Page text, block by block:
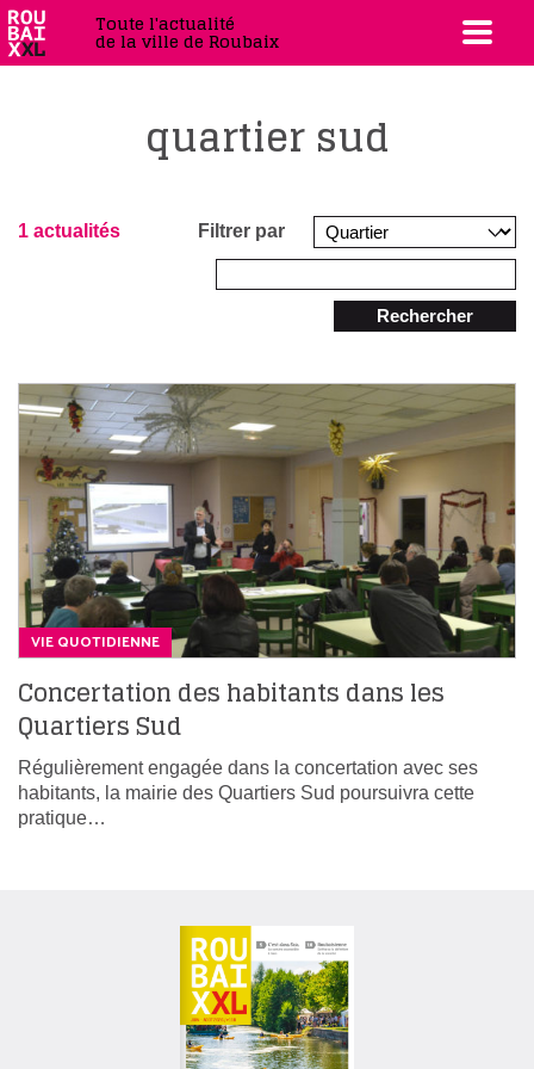
Toute l'actualité
de la ville de Roubaix
quartier sud
1 actualités Filtrer par
Rechercher
VIE QUOTIDIENNE
Concertation des habitants dans les
Quartiers Sud
Régulièrement engagée dans la concertation avec ses
habitants, la mairie des Quartiers Sud poursuivra cette
pratique…